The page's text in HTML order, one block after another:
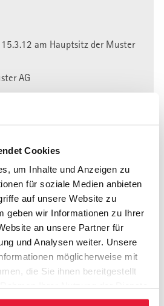
Cookies
um Inhalte und Anzeigen zu
für soziale Medien anbieten
auf unsere Website zu
geben wir Informationen zu Ihrer
an unsere Partner für
und Analysen weiter. Unsere
möglicherweise mit
die Sie ihnen bereitgestellt
am Hauptsitz der Muster
AG
Wissen, industriegestützter
Wissen, industriegestützter
dem Gespräch108mit dem CEO »
den Publikationen